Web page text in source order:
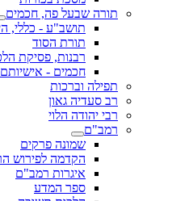
תורה שבעל פה, חכמים
תושב"ע - כללי,
תורת הסוד
רבנות, פסיקת
חכמים -
תפילה וברכות
רב סעדיה גאון
רבי יהודה הלוי
רמב"ם
שמונה פרקים
הקדמה לפירוש
איגרות רמב"ם
ספר המדע